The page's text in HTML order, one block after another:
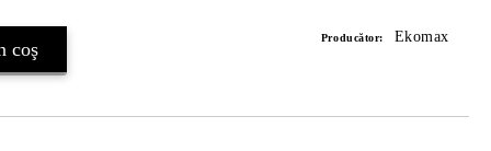
Producător: Ekomax